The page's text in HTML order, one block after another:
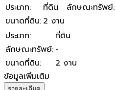
ประเภท: ที่ดิน ลักษณะทรัพย์:
ขนาดที่ดิน: 2 งาน
ประเภท:
ที่ดิน
ลักษณะทรัพย์: -
ขนาดที่ดิน:
2 งาน
ข้อมูลเพิ่มเติม